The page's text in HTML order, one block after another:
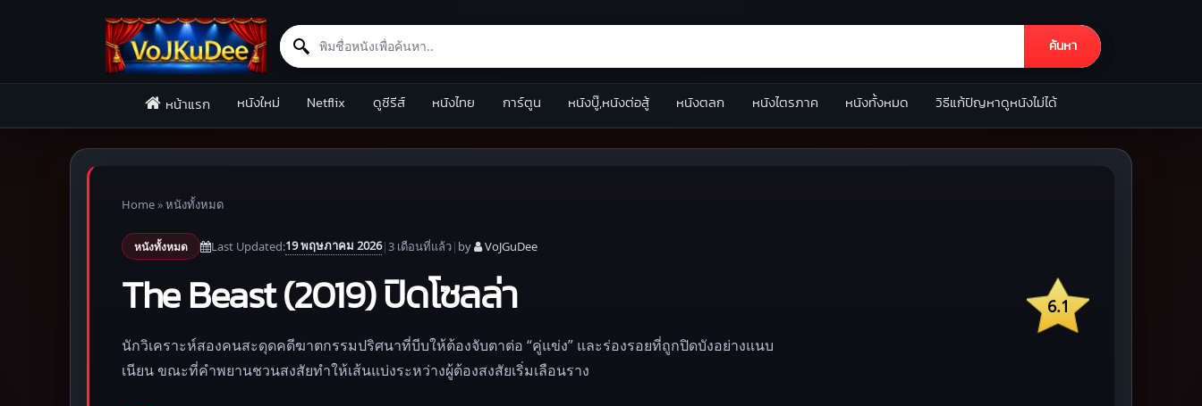
Search for:
ค้นหา
หน้าแรก หนังใหม่ Netflix ดูซีรีส์ หนังไทย การ์ตูน หนังบู๊,หนังต่อสู้ หนังตลก หนังไตรภาค หนังทั้งหมด วิธีแก้ปัญหาดูหนังไม่ได้
Home»หนังทั้งหมด
หนังทั้งหมด Last Updated:19 พฤษภาคม 2026|3 เดือนที่แล้ว| by VoJGuDee
6.1
The Beast (2019) ปิดโซลล่า
นักวิเคราะห์สองคนสะดุดคดีฆาตกรรมปริศนาที่บีบให้ต้องจับตาต่อ “คู่แข่ง” และร่องรอยที่ถูกปิดบังอย่างแนบ
เนียน ขณะที่คำพยานชวนสงสัยทำให้เส้นแบ่งระหว่างผู้ต้องสงสัยเริ่มเลือนราง